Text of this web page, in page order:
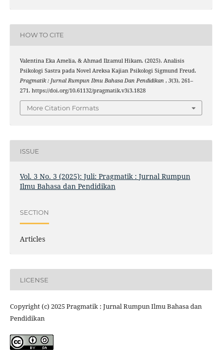
HOW TO CITE
Valentina Eka Amelia, & Ahmad Ilzamul Hikam. (2025). Analisis
Psikologi Sastra pada Novel Areksa Kajian Psikologi Sigmund Freud.
Pragmatik : Jurnal Rumpun Ilmu Bahasa Dan Pendidikan , 3(3), 261–
271. https://doi.org/10.61132/pragmatik.v3i3.1828
More Citation Formats
ISSUE
Vol. 3 No. 3 (2025): Juli: Pragmatik : Jurnal Rumpun
Ilmu Bahasa dan Pendidikan
SECTION
Articles
LICENSE
Copyright (c) 2025 Pragmatik : Jurnal Rumpun Ilmu Bahasa dan
Pendidikan